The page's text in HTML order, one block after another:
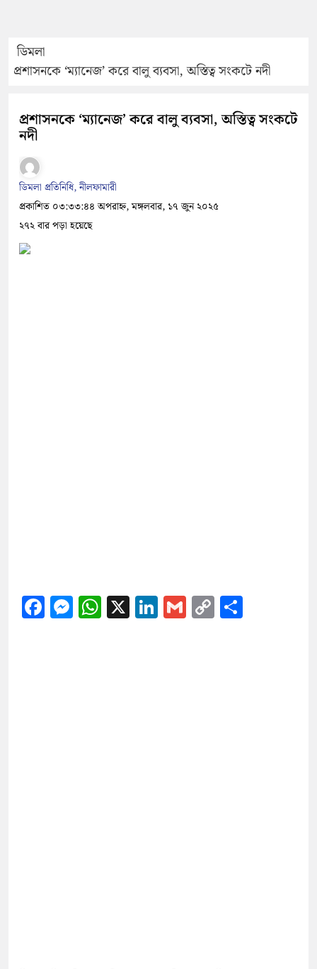
ডিমলা
প্রশাসনকে ‘ম্যানেজ’ করে বালু ব্যবসা, অস্তিত্ব সংকটে নদী
প্রশাসনকে ‘ম্যানেজ’ করে বালু ব্যবসা, অস্তিত্ব সংকটে
নদী
ডিমলা প্রতিনিধি, নীলফামারী
প্রকাশিত ০৩:৩৩:৪৪ অপরাহ্ন, মঙ্গলবার, ১৭ জুন ২০২৫
২৭২ বার পড়া হয়েছে
Facebook
Messenger
WhatsApp
X LinkedIn
GmailCopy